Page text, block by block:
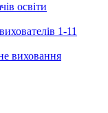
освіти
1-11
виховання